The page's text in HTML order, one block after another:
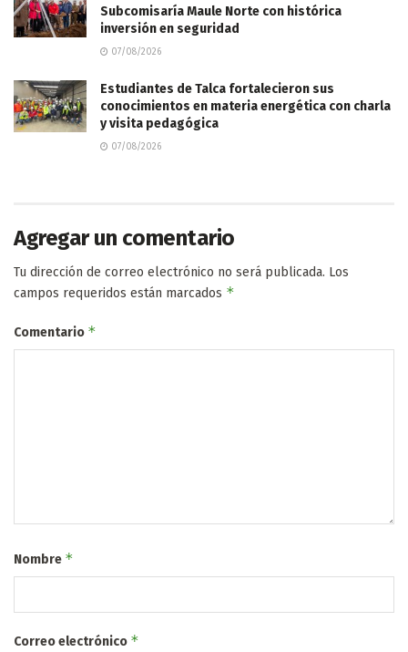
Subcomisaría Maule Norte con histórica
inversión en seguridad
07/08/2026
Estudiantes de Talca fortalecieron sus
conocimientos en materia energética con charla
y visita pedagógica
07/08/2026
Agregar un comentario
Tu dirección de correo electrónico no será publicada. Los
campos requeridos están marcados *
Comentario *
Nombre *
Correo electrónico *